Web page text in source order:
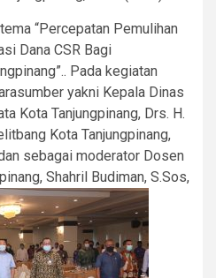
“Percepatan Pemulihan
Dana CSR Bagi
Pada kegiatan
yakni Kepala Dinas
Kota Tanjungpinang, Drs. H.
Kota Tanjungpinang,
sebagai moderator Dosen
Shahril Budiman, S.Sos,